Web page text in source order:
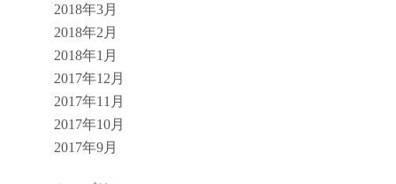
2018年3月
2018年2月
2018年1月
2017年12月
2017年11月
2017年10月
2017年9月